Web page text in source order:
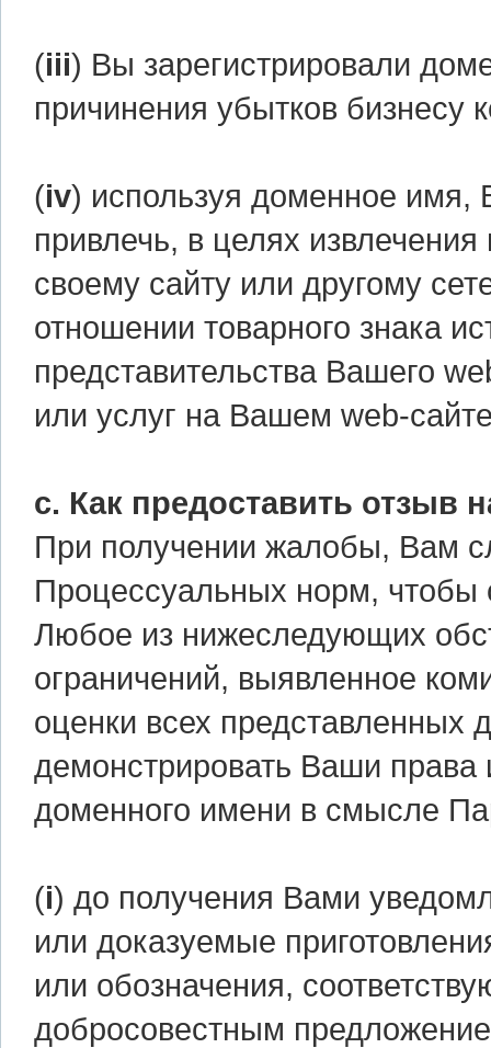
(iii) Вы зарегистрировали
причинения убытков бизнесу
(iv) используя доменное
привлечь, в целях
своему сайту или другому
отношении товарного знака
представительства Вашего
или услуг на Вашем web-
с. Как предоставить отзыв
При получении жалобы, Вам
Процессуальных норм, чтобы
Любое из нижеследующих
ограничений, выявленное
оценки всех представленных
демонстрировать Ваши
доменного имени в смысле
(i) до получения Вами
или доказуемые
или обозначения,
добросовестным